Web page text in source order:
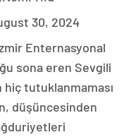
30, 2024
Enternasyonal
sona eren Sevgili
tutuklanmaması
düşüncesinden